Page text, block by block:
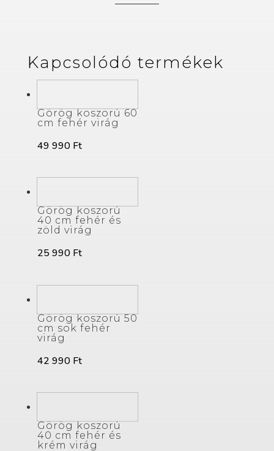
virág
mennyiség
Kapcsolódó termékek
Görög koszorú 60
cm fehér virág
49 990 Ft
Görög koszorú
40 cm fehér és
zöld virág
25 990 Ft
Görög koszorú 50
cm sok fehér
virág
42 990 Ft
Görög koszorú
40 cm fehér és
krém virág